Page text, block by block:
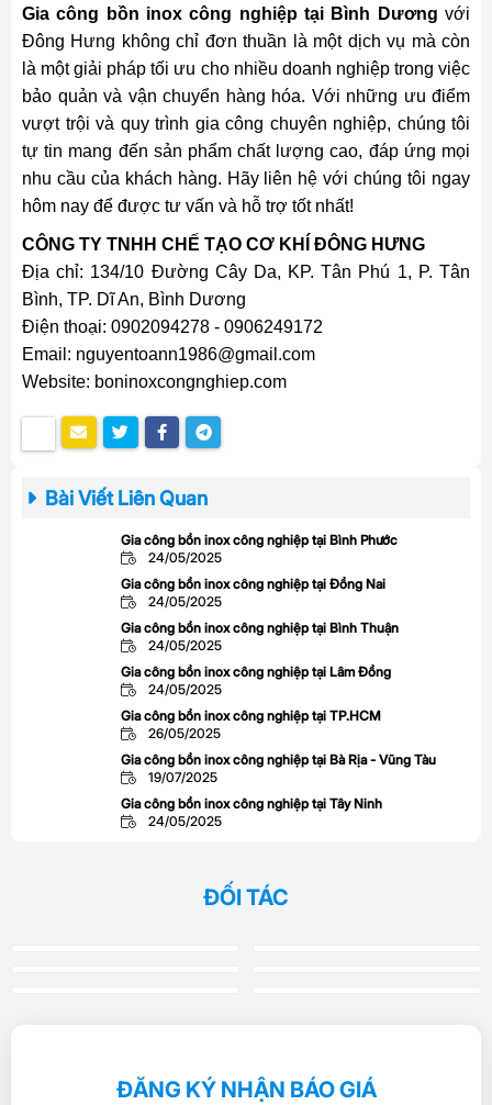
Gia công bồn inox công nghiệp tại Bình Dương với
Đông Hưng không chỉ đơn thuần là một dịch vụ mà còn
là một giải pháp tối ưu cho nhiều doanh nghiệp trong việc
bảo quản và vận chuyển hàng hóa. Với những ưu điểm
vượt trội và quy trình gia công chuyên nghiệp, chúng tôi
tự tin mang đến sản phẩm chất lượng cao, đáp ứng mọi
nhu cầu của khách hàng. Hãy liên hệ với chúng tôi ngay
hôm nay để được tư vấn và hỗ trợ tốt nhất!
CÔNG TY TNHH CHẾ TẠO CƠ KHÍ ĐÔNG HƯNG
Địa chỉ: 134/10 Đường Cây Da, KP. Tân Phú 1, P. Tân
Bình, TP. Dĩ An, Bình Dương
Điện thoại: 0902094278 - 0906249172
Email: nguyentoann1986@gmail.com
Website: boninoxcongnghiep.com
Bài Viết Liên Quan
Gia công bồn inox công nghiệp tại Bình Phước
24/05/2025
Gia công bồn inox công nghiệp tại Đồng Nai
24/05/2025
Gia công bồn inox công nghiệp tại Bình Thuận
24/05/2025
Gia công bồn inox công nghiệp tại Lâm Đồng
24/05/2025
Gia công bồn inox công nghiệp tại TP.HCM
26/05/2025
Gia công bồn inox công nghiệp tại Bà Rịa - Vũng Tàu
19/07/2025
Gia công bồn inox công nghiệp tại Tây Ninh
24/05/2025
ĐỐI TÁC
ĐĂNG KÝ NHẬN BÁO GIÁ